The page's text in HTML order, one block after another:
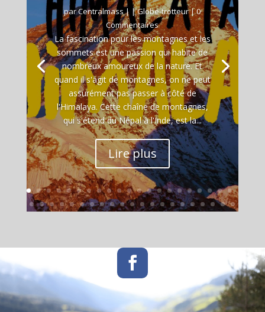
parCentralmass| |Globe-trotteur| 0
Commentaires
La fascination pour les montagnes et les
sommets est une passion qui habite de
nombreux amoureux de la nature. Et
quand il s'agit de montagnes, on ne peut
assurément pas passer à côté de
l'Himalaya. Cette chaîne de montagnes,
qui s'étend du Népal à l'Inde, est la...
Lire plus